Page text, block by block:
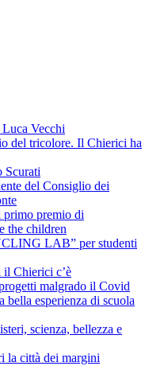
Vecchi
del tricolore. Il Chierici ha
Scurati
del Consiglio dei
premio di
the children
LAB” per studenti
il Chierici c’è
malgrado il Covid
bella esperienza di scuola
scienza, bellezza e
la città dei margini